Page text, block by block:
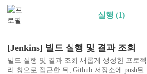
실행 (1)
[Jenkins] 빌드 실행 및 결과 조회
빌드 실행 및 결과 조회 새롭게 생성한 프로
리 창으로 접근한 뒤, Github 저장소에 push된